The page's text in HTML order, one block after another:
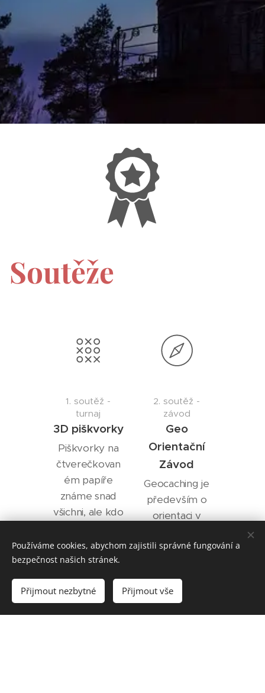
Soutěže
1. soutěž -
turnaj
3D piškvorky
Piškvorky na
čtverečkovan
ém papíře
známe snad
všichni, ale kdo
vyzkoušel
prostorovou
variantu?
10.30 / 12.30 /
14.30 / 16.30
2. soutěž -
závod
Geo
Orientační
Závod
Geocaching je
především o
orientaci v
hledání
správném
místě a někdy
Používáme cookies, abychom zajistili správné fungování a
bezpečnost našich stránek.
Přijmout nezbytné Přijmout vše